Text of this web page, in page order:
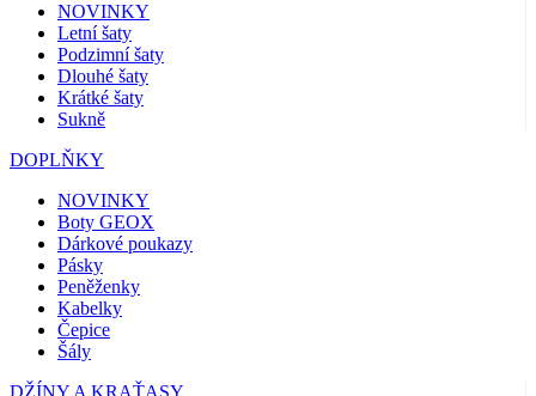
NOVINKY
Letní šaty
Podzimní šaty
Dlouhé šaty
Krátké šaty
Sukně
DOPLŇKY
NOVINKY
Boty GEOX
Dárkové poukazy
Pásky
Peněženky
Kabelky
Čepice
Šály
DŽÍNY A KRAŤASY